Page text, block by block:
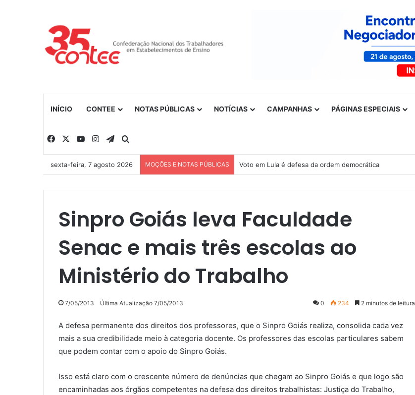
INÍCIO CONTEE NOTAS PÚBLICAS NOTÍCIAS CAMPANHAS PÁGINAS ESPECIAIS
Facebook YouTubeInstagramTelegram
sexta-feira, 7 agosto 2026 MOÇÕES E NOTAS PÚBLICAS Voto em Lula é defesa da ordem democrática
Sinpro Goiás leva Faculdade
Senac e mais três escolas ao
Ministério do Trabalho
7/05/2013 Última Atualização 7/05/2013 0 234 2 minutos de leitura
A defesa permanente dos direitos dos professores, que o Sinpro Goiás realiza, consolida cada vez
mais a sua credibilidade meio à categoria docente. Os professores das escolas particulares sabem
que podem contar com o apoio do Sinpro Goiás.
Isso está claro com o crescente número de denúncias que chegam ao Sinpro Goiás e que logo são
encaminhadas aos órgãos competentes na defesa dos direitos trabalhistas: Justiça do Trabalho,